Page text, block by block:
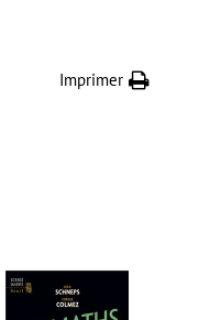
Imprimer